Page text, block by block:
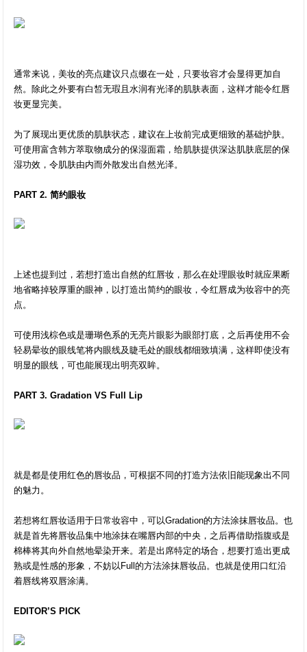
通常来说，美妆的亮点建议只点缀在一处，只要妆容才会显得更加自
然。除此之外要有白皙无瑕且水润有光泽的肌肤表面，这样才能令红唇
妆更显完美。
为了展现出更优质的肌肤状态，建议在上妆前完成更细致的基础护肤。
可使用富含韩方萃取物成分的保湿面霜，给肌肤提供深达肌肤底层的保
湿功效，令肌肤由内而外散发出自然光泽。
PART 2. 简约眼妆
上述也提到过，若想打造出自然的红唇妆，那么在处理眼妆时就应果断
地省略掉较厚重的眼神，以打造出简约的眼妆，令红唇成为妆容中的亮
点。
可使用浅棕色或是珊瑚色系的无亮片眼影为眼部打底，之后再使用不会
轻易晕妆的眼线笔将内眼线及睫毛处的眼线都细致填满，这样即使没有
明显的眼线，可也能展现出明亮双眸。
PART 3. Gradation VS Full Lip
就是都是使用红色的唇妆品，可根据不同的打造方法依旧能现象出不同
的魅力。
若想将红唇妆适用于日常妆容中，可以Gradation的方法涂抹唇妆品。也
就是首先将唇妆品集中地涂抹在嘴唇内部的中央，之后再借助指腹或是
棉棒将其向外自然地晕染开来。若是出席特定的场合，想要打造出更成
熟或是性感的形象，不妨以Full的方法涂抹唇妆品。也就是使用口红沿
着唇线将双唇涂满。
EDITOR’S PICK